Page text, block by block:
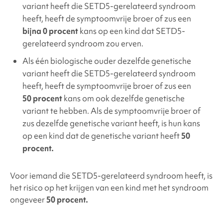
variant heeft die SETD5-gerelateerdsyndroom
heeft, heeft de symptoomvrije broer of zus een
bijna 0 procentkans op een kind dat SETD5-
gerelateerdsyndroom zou erven.
Als één biologische ouder dezelfde genetische
variant heeft die SETD5-gerelateerdsyndroom
heeft, heeft de symptoomvrije broer of zus een
50 procentkans om ook dezelfde genetische
variant te hebben. Als de symptoomvrije broer of
zus dezelfde genetische variant heeft, is hun kans
op een kind dat de genetische variant heeft50
procent.
Voor iemand die SETD5-gerelateerdsyndroom heeft, is
het risico op het krijgen van een kind met het syndroom
ongeveer50 procent.